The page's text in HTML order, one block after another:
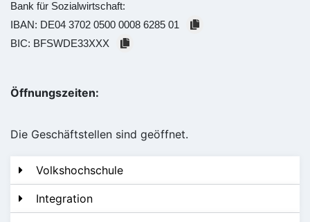
Bank für Sozialwirtschaft:
IBAN: DE04 3702 0500 0008 6285 01
BIC: BFSWDE33XXX
Öffnungszeiten:
Die Geschäftstellen sind geöffnet.
Volkshochschule
Integration